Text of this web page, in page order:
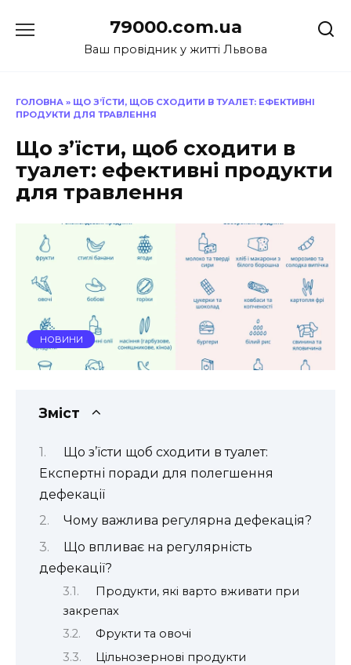
до
79000.com.ua
Ваш провідник у житті Львова
ГОЛОВНА » ЩО З’ЇСТИ, ЩОБ СХОДИТИ В ТУАЛЕТ: ЕФЕКТИВНІ
ПРОДУКТИ ДЛЯ ТРАВЛЕННЯ
Що з’їсти, щоб сходити в
туалет: ефективні продукти
для травлення
НОВИНИ
Зміст
Що з’їсти щоб сходити в туалет:
Експертні поради для полегшення
дефекації
Чому важлива регулярна дефекація?
Що впливає на регулярність
дефекації?
Продукти, які варто вживати при
закрепах
Фрукти та овочі
Цільнозернові продукти